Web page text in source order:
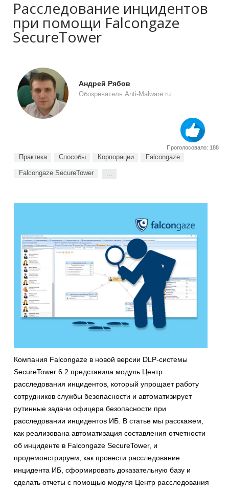
Расследование инцидентов
при помощи Falcongaze
SecureTower
Андрей Рябов
Обозреватель Anti-Malware.ru
Проголосовало: 188
Практика Способы Корпорации Falcongaze
Falcongaze SecureTower ...
Компания Falcongaze в новой версии DLP-системы
SecureTower 6.2 представила модуль Центр
расследования инцидентов, который упрощает работу
сотрудников службы безопасности и автоматизирует
рутинные задачи офицера безопасности при
расследовании инцидентов ИБ. В статье мы расскажем,
как реализована автоматизация составления отчетности
об инциденте в Falcongaze SecureTower, и
продемонстрируем, как провести расследование
инцидента ИБ, сформировать доказательную базу и
сделать отчеты с помощью модуля Центр расследования